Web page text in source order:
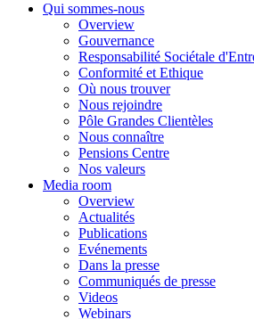
Qui sommes-nous
Overview
Gouvernance
Responsabilité Sociétale
Conformité et Ethique
Où nous trouver
Nous rejoindre
Pôle Grandes Clientèles
Nous connaître
Pensions Centre
Nos valeurs
Media room
Overview
Actualités
Publications
Evénements
Dans la presse
Communiqués de presse
Videos
Webinars